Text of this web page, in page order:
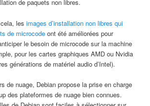
de paquets non libres.
cela, lesimages d’installation non libres qui
de microcode ont été améliorées pour
le besoin de microcode sur la machine
pour les cartes graphiques AMD ou Nvidia
générations de matériel audio d’Intel).
de nuage, Debian propose la prise en charge
des plateformes de nuage bien connues.